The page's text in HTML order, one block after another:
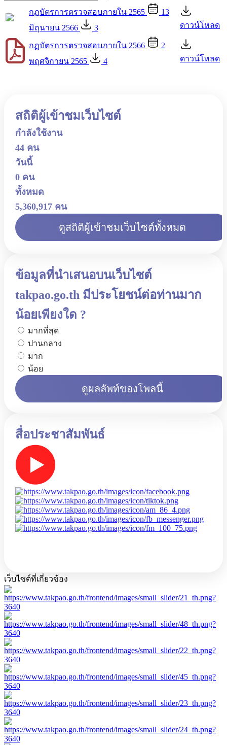
กฏบัตรการตรวจสอบภายใน 2565
13
มิถุนายน 2566
3 ดาวน์โหลด
กฏบัตรการตรวจสอบภายใน 2566
2
พฤศจิกายน 2565
4 ดาวน์โหลด
สถิติผู้เข้าชมเว็บไซต์
กำลังใช้งาน
44 คน
วันนี้
0 คน
ทั้งหมด
5,360,917 คน
ดูสถิติผู้เข้าชมเว็บไซต์ทั้งหมด
ข้อมูลที่นำเสนอบนเว็บไซต์
takpao.go.th มีประโยชน์ต่อท่านมาก
น้อยเพียงใด ?
มากที่สุด
ปานกลาง
มาก
น้อย
ดูผลลัพท์ของโพลนี้
สื่อประชาสัมพันธ์
เว็บไซต์ที่เกี่ยวข้อง